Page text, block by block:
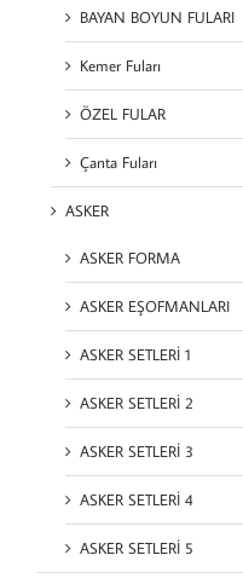
BAYAN BOYUN FULARI
Kemer Fuları
ÖZEL FULAR
Çanta Fuları
ASKER
ASKER FORMA
ASKER EŞOFMANLARI
ASKER SETLERİ 1
ASKER SETLERİ 2
ASKER SETLERİ 3
ASKER SETLERİ 4
ASKER SETLERİ 5